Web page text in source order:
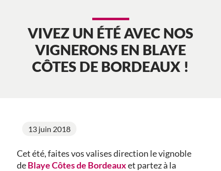
VIVEZ UN ÉTÉ AVEC NOS
VIGNERONS EN BLAYE
CÔTES DE BORDEAUX !
13 juin 2018
Cet été, faites vos valises direction le vignoble
deBlaye Côtes de Bordeauxet partez à la